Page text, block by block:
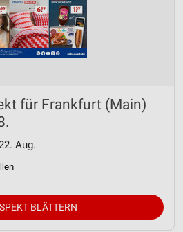
für Frankfurt (Main)
Aug.
BLÄTTERN